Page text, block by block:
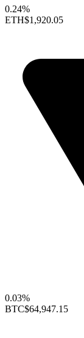
0.24%
ETH$1,920.05
0.03%
BTC$64,947.15